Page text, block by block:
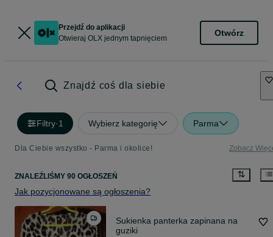
Przejdź do aplikacji
Otwieraj OLX jednym tapnięciem
Otwórz
Znajdź coś dla siebie
Filtry·1 Wybierz kategorię Parma
Dla Ciebie wszystko - Parma i okolice! Zobacz
ZNALEŹLIŚMY 90 OGŁOSZEŃ
Jak pozycjonowane są ogłoszenia?
Sukienka panterka zapinana na
guziki